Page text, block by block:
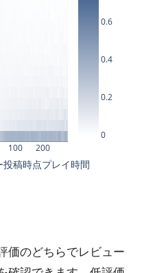
価のどちらでレビュー